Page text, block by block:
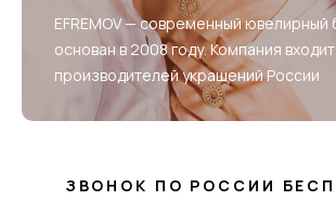
EFREMOV — современный ювелирный
основан в 2008 году. Компания
производителей украшений России
ЗВОНОК ПО РОССИИ